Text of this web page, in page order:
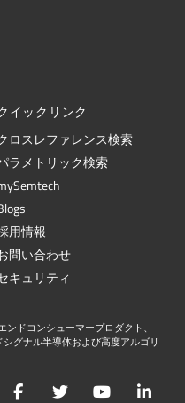
イックリンク
ロスレファレンス検索
ラメトリック検索
用情報
問い合わせ
キュリティ
ドコンシューマープロダクト、
グナル半導体および高度アルゴリ
FacebookTwitterYouTube